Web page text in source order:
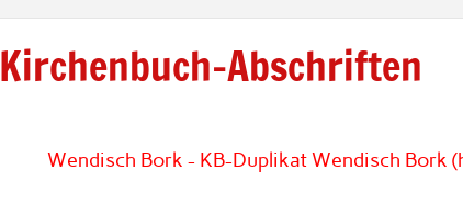
Kirchenbuch-Abschriften
Wendisch Bork - KB-Duplikat Wendisch